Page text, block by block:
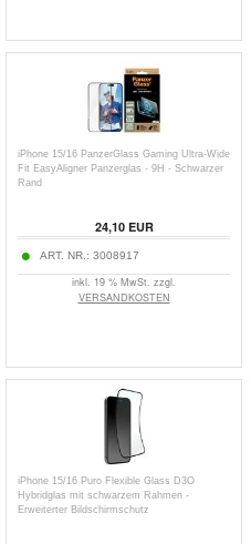
iPhone 15/16 PanzerGlass Gaming Ultra-Wide
Fit EasyAligner Panzerglas - 9H - Schwarzer
Rand
24,10EUR
ART. NR.: 3008917
inkl. 19 % MwSt. zzgl.
VERSANDKOSTEN
iPhone 15/16 Puro Flexible Glass D3O
Hybridglas mit schwarzem Rahmen -
Erweiterter Bildschirmschutz